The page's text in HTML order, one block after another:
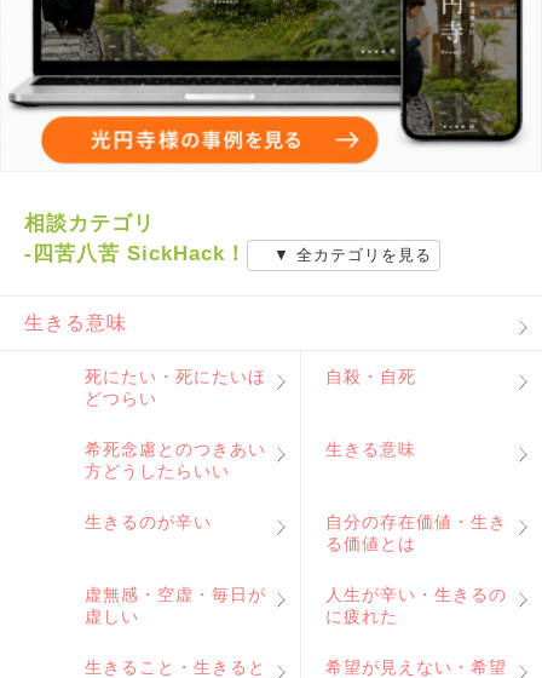
相談カテゴリ
-四苦八苦 SickHack！
▼ 全カテゴリを見る
生きる意味
死にたい・死にたいほ
どつらい
自殺・自死
希死念慮とのつきあい
方どうしたらいい
生きる意味
生きるのが辛い
自分の存在価値・生き
る価値とは
虚無感・空虚・毎日が
虚しい
人生が辛い・生きるの
に疲れた
生きること・生きると
希望が見えない・希望